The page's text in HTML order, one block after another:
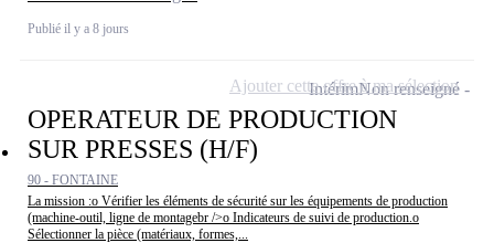
Publié il y a 8 jours
OPERATEUR DE PRODUCTION
SUR PRESSES (H/F)
90 - FONTAINE
La mission :o Vérifier les éléments de sécurité sur les équipements de production
(machine-outil, ligne de montagebr />o Indicateurs de suivi de production.o
Sélectionner la pièce (matériaux, formes,...
IntérimNon renseigné
Ajouter cette offre à ma sélection